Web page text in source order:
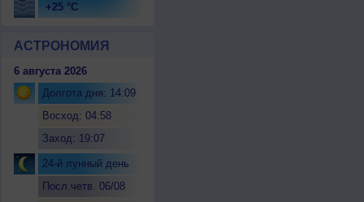
+25 °C
АСТРОНОМИЯ
6 августа 2026
Долгота дня: 14:09
Восход: 04:58
Заход: 19:07
24-й лунный день
Посл.четв. 06/08